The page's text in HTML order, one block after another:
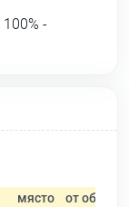
100% -
място от общо